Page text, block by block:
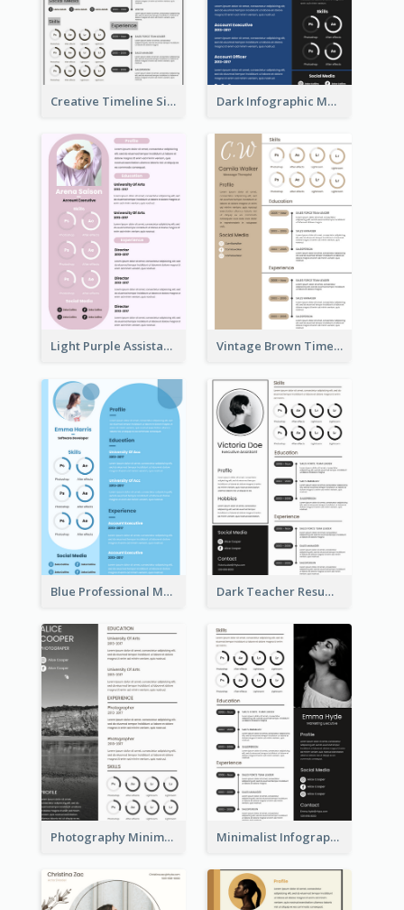
Creative Timeline Simple Resume Dark Infographic Marketing Assistant Resume
Light Purple Assistant Resume Vintage Brown Timeline Resume
Blue Professional Marketing Resume Dark Teacher Resume
Photography Minimalist Design Resume Minimalist Infographic Resume